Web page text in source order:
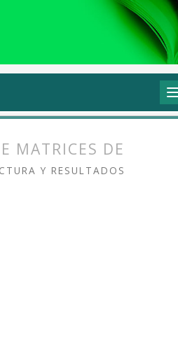
Núm. 1 (2023): Grafika: Prácticas y
MATRICES DE
Y RESULTADOS